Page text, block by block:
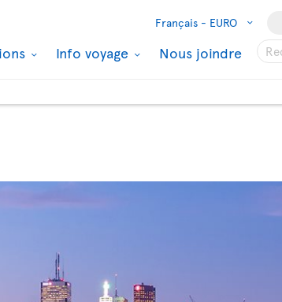
Français - EURO
Info voyage Nous joindre